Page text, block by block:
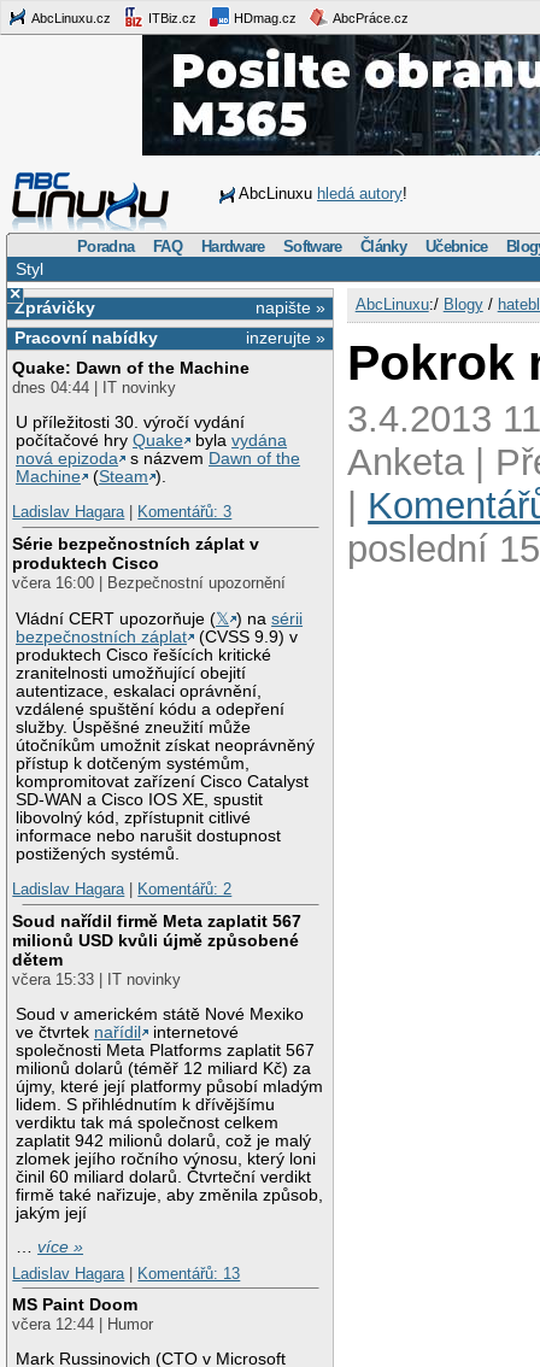
AbcLinuxu.cz ITBiz.cz HDmag.cz AbcPráce.cz
AbcLinuxu hledá autory!
Poradna FAQ Hardware Software Články Učebnice
Styl
×
napište »
Zprávičky
inzerujte »
Pracovní nabídky
Quake: Dawn of the Machine
dnes 04:44 | IT novinky
U příležitosti 30. výročí vydání
počítačové hryQuake bylavydána
nová epizoda
s názvem Dawn of the
Machine
(Steam ).
Ladislav Hagara| Komentářů: 3
Série bezpečnostních záplat v
produktech Cisco
včera 16:00 | Bezpečnostní upozornění
Vládní CERT upozorňuje (𝕏 ) nasérii
bezpečnostních záplat
(CVSS 9.9) v
produktech Cisco řešících kritické
zranitelnosti umožňující obejití
autentizace, eskalaci oprávnění,
vzdálené spuštění kódu a odepření
služby. Úspěšné zneužití může
útočníkům umožnit získat neoprávněný
přístup k dotčeným systémům,
kompromitovat zařízení Cisco Catalyst
SD-WAN a Cisco IOS XE, spustit
libovolný kód, zpřístupnit citlivé
informace nebo narušit dostupnost
postižených systémů.
Ladislav Hagara| Komentářů: 2
Soud nařídil firmě Meta zaplatit 567
milionů USD kvůli újmě způsobené
dětem
včera 15:33 | IT novinky
Soud v americkém státě Nové Mexiko
ve čtvrtek nařídil
internetové
společnosti Meta Platforms zaplatit 567
milionů dolarů (téměř 12 miliard Kč) za
újmy, které její platformy působí mladým
lidem. S přihlédnutím k dřívějšímu
verdiktu tak má společnost celkem
zaplatit 942 milionů dolarů, což je malý
zlomek jejího ročního výnosu, který loni
činil 60 miliard dolarů. Čtvrteční verdikt
firmě také nařizuje, aby změnila způsob,
jakým její
…více »
Ladislav Hagara
Komentářů: 13
MS Paint Doom
včera 12:44 | Humor
Mark Russinovich (CTO v Microsoft
AbcLinuxu:/ Blogy/
Pokrok
3.4.2013
Anketa |
poslední